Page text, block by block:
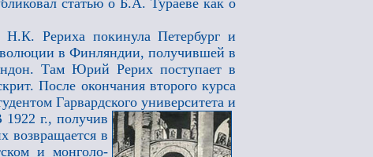
статью о Б.А. Тураеве как о
Н.К. Рериха покинула Петербург и
в Финляндии, получившей в
Там Юрий Рерих поступает в
После окончания второго курса
Гарвардского университета и
1922 г., получив
возвращается в
и монголо-